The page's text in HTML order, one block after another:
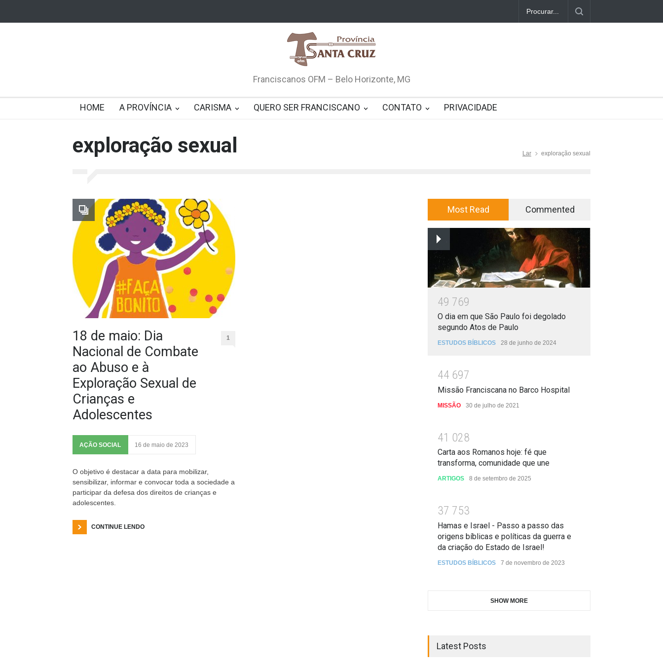
Franciscanos OFM – Belo Horizonte, MG
HOME A PROVÍNCIA CARISMA QUERO SER FRANCISCANO CONTATO PRIVACIDADE
exploração sexual Lar exploração sexual
18 de maio: Dia
Nacional de Combate
ao Abuso e à
Exploração Sexual de
Crianças e
Adolescentes
1
AÇÃO SOCIAL 16 de maio de 2023
O objetivo é destacar a data para mobilizar,
sensibilizar, informar e convocar toda a sociedade a
participar da defesa dos direitos de crianças e
adolescentes.
CONTINUE LENDO
Most Read Commented
49 769
O dia em que São Paulo foi degolado
segundo Atos de Paulo
ESTUDOS BÍBLICOS 28 de junho de 2024
44 697
Missão Franciscana no Barco Hospital
MISSÃO 30 de julho de 2021
41 028
Carta aos Romanos hoje: fé que
transforma, comunidade que une
ARTIGOS 8 de setembro de 2025
37 753
Hamas e Israel - Passo a passo das
origens bíblicas e políticas da guerra e
da criação do Estado de Israel!
ESTUDOS BÍBLICOS 7 de novembro de 2023
SHOW MORE
Latest Posts